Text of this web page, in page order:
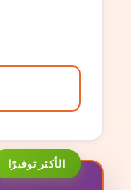
الأكثر توفيرًا